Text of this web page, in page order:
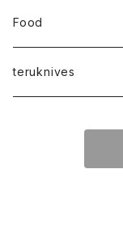
Food
teruknives